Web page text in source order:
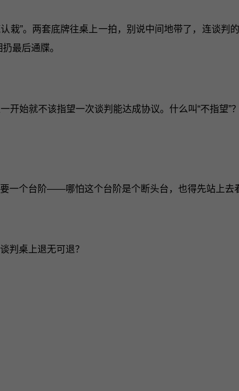
栽”。两套底牌往桌上一拍，别说中间地带了，连谈
最后通牒。
开始就不该指望一次谈判能达成协议。什么叫“不指望
一个台阶——哪怕这个台阶是个断头台，也得先站上去
判桌上退无可退？